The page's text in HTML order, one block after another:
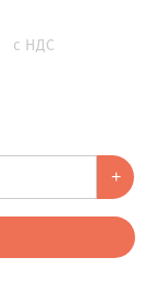
с НДС
+